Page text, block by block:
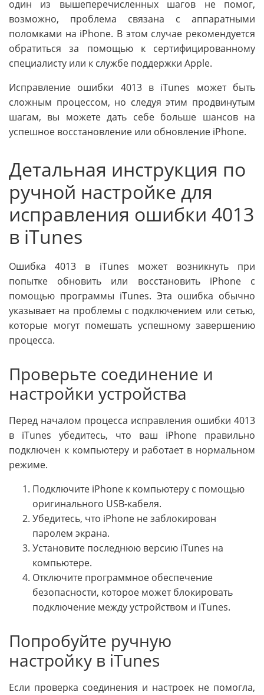
один из вышеперечисленных шагов не помог,
возможно, проблема связана с аппаратными
поломками на iPhone. В этом случае рекомендуется
обратиться за помощью к сертифицированному
специалисту или к службе поддержки Apple.
Исправление ошибки 4013 в iTunes может быть
сложным процессом, но следуя этим продвинутым
шагам, вы можете дать себе больше шансов на
успешное восстановление или обновление iPhone.
Детальная инструкция по
ручной настройке для
исправления ошибки 4013
в iTunes
Ошибка 4013 в iTunes может возникнуть при
попытке обновить или восстановить iPhone с
помощью программы iTunes. Эта ошибка обычно
указывает на проблемы с подключением или сетью,
которые могут помешать успешному завершению
процесса.
Проверьте соединение и
настройки устройства
Перед началом процесса исправления ошибки 4013
в iTunes убедитесь, что ваш iPhone правильно
подключен к компьютеру и работает в нормальном
режиме.
Подключите iPhone к компьютеру с помощью
оригинального USB-кабеля.
Убедитесь, что iPhone не заблокирован
паролем экрана.
Установите последнюю версию iTunes на
компьютере.
Отключите программное обеспечение
безопасности, которое может блокировать
подключение между устройством и iTunes.
Попробуйте ручную
настройку в iTunes
Если проверка соединения и настроек не помогла,